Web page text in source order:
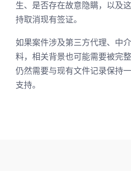
生、是否存在故意隐瞒，以及
持取消现有签证。
如果案件涉及第三方代理、中
料，相关背景也可能需要被完
仍然需要与现有文件记录保持
支持。